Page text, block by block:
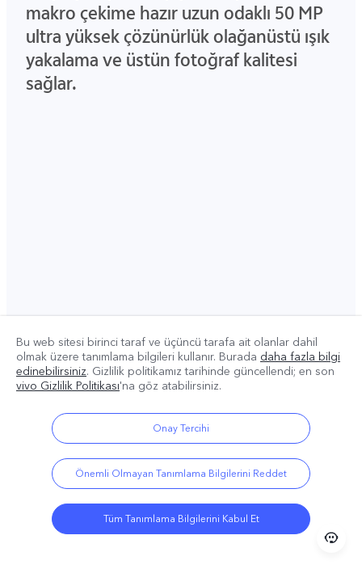
makro çekime hazır uzun odaklı 50 MP
ultra yüksek çözünürlük olağanüstü ışık
yakalama ve üstün fotoğraf kalitesi
sağlar.
Bu web sitesi birinci taraf ve üçüncü tarafa ait olanlar dahil
olmak üzere tanımlama bilgileri kullanır. Burada daha fazla bilgi
edinebilirsiniz. Gizlilik politikamıztarihinde güncellendi; en son
vivo Gizlilik Politikası'na göz atabilirsiniz.
Onay Tercihi
Önemli Olmayan Tanımlama Bilgilerini Reddet
Tüm Tanımlama Bilgilerini Kabul Et